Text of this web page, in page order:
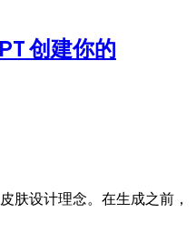
创建你的
肤设计理念。在生成之前，